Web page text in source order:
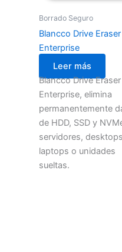
Borrado Seguro
Blancco Drive Eraser
Enterprise
Leer más
Blancco Drive Eraser
Enterprise, elimina
permanentemente
de HDD, SSD y
servidores,
laptops o unidades
sueltas.